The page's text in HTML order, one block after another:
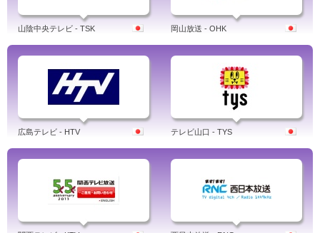
山陰中央テレビ - TSK 岡山放送 - OHK
広島テレビ - HTV テレビ山口 - TYS